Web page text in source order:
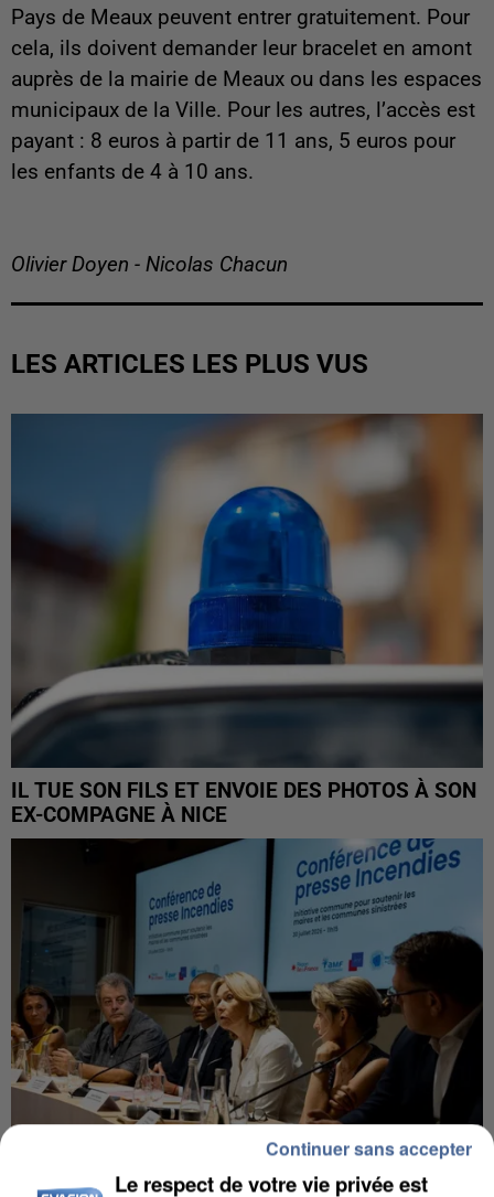
Pays de Meaux peuvent entrer gratuitement. Pour
cela, ils doivent demander leur bracelet en amont
auprès de la mairie de Meaux ou dans les espaces
municipaux de la Ville. Pour les autres, l’accès est
payant : 8 euros à partir de 11 ans, 5 euros pour
les enfants de 4 à 10 ans.
Olivier Doyen - Nicolas Chacun
LES ARTICLES LES PLUS VUS
IL TUE SON FILS ET ENVOIE DES PHOTOS À SON
EX-COMPAGNE À NICE
Le respect de votre vie privée est
Continuer sans accepter